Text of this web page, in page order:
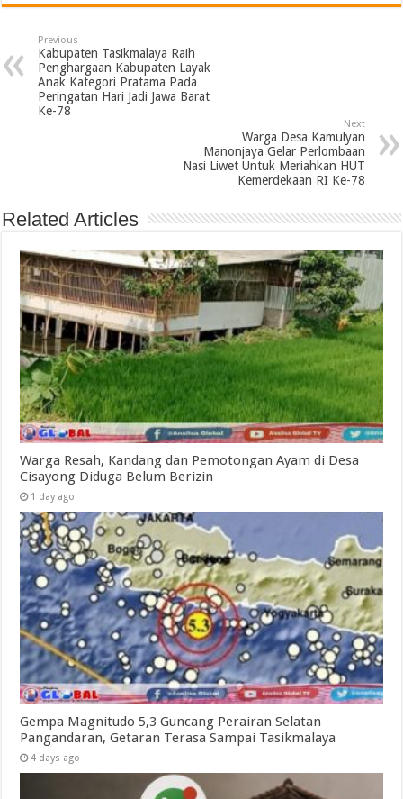
Previous
Kabupaten Tasikmalaya Raih
Penghargaan Kabupaten Layak
Anak Kategori Pratama Pada
Peringatan Hari Jadi Jawa Barat
Ke-78
Next
Warga Desa Kamulyan
Manonjaya Gelar Perlombaan
Nasi Liwet Untuk Meriahkan HUT
Kemerdekaan RI Ke-78
Related Articles
Warga Resah, Kandang dan Pemotongan Ayam di Desa
Cisayong Diduga Belum Berizin
1 day ago
Gempa Magnitudo 5,3 Guncang Perairan Selatan
Pangandaran, Getaran Terasa Sampai Tasikmalaya
4 days ago